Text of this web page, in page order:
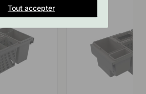
Tout accepter